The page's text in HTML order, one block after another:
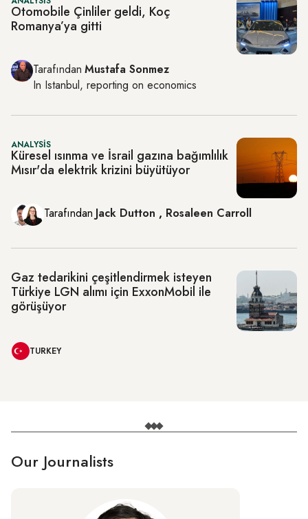
Otomobile Çinliler geldi, Koç
Romanya’ya gitti
Tarafından Mustafa Sonmez
In Istanbul, reporting on economics
ANALYSIS
Küresel ısınma ve İsrail gazına bağımlılık
Mısır'da elektrik krizini büyütüyor
Tarafından Jack Dutton , Rosaleen Carroll
Gaz tedarikini çeşitlendirmek isteyen
Türkiye LGN alımı için ExxonMobil ile
görüşüyor
TURKEY
Our Journalists